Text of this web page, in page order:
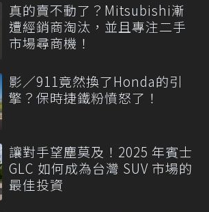
真的賣不動了？Mitsubishi漸
遭經銷商淘汰，並且專注二手
市場尋商機！
影／911竟然換了Honda的引
擎？保時捷鐵粉憤怒了！
讓對手望塵莫及！2025 年賓士
GLC 如何成為台灣 SUV 市場的
最佳投資